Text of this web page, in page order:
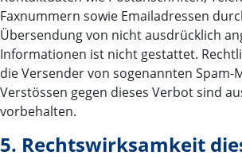
Faxnummern sowie Emailadressen
Übersendung von nicht ausdrücklich
Informationen ist nicht gestattet.
die Versender von sogenannten Spam-
Verstössen gegen dieses Verbot sind
vorbehalten.
5. Rechtswirksamkeit